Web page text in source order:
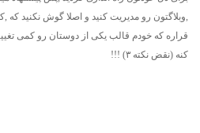
,وبلاگتون رو مدیریت کنید و اصلا گوش نکنید
قراره که خودم قالب یکی از دوستان رو کمی
کنه (نقض نکته ۳) !!!